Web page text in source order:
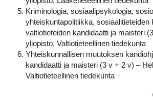
Kriminologia, sosiaalipsykologia,
yhteiskuntapolitiikka, sosiaalitieteiden
valtiotieteiden kandidaatti ja maisteri
yliopisto, Valtiotieteellinen tiedekunta
Yhteiskunnallisen muutoksen
kandidaatti ja maisteri (3 v + 2 v) –
Valtiotieteellinen tiedekunta